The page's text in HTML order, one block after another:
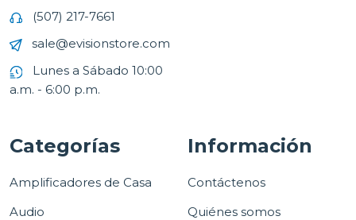
(507) 217-7661
sale@evisionstore.com
Lunes a Sábado 10:00
a.m. - 6:00 p.m.
Categorías
Amplificadores de Casa
Audio
Información
Contáctenos
Quiénes somos